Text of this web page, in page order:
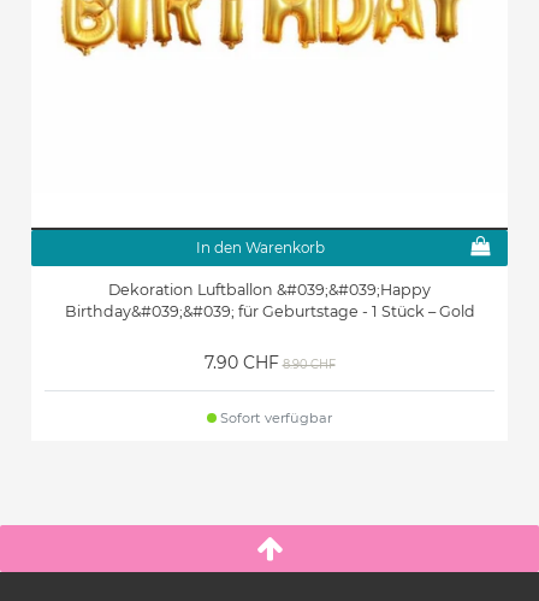
In den Warenkorb
Dekoration Luftballon &#039;&#039;Happy
Birthday&#039;&#039; für Geburtstage - 1 Stück – Gold
7.90 CHF 8.90 CHF
Sofort verfügbar